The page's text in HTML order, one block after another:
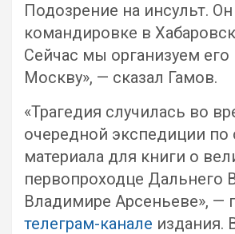
Подозрение на инсульт.
командировке в
Сейчас мы организуем
Москву», — сказал Гамов.
«Трагедия случилась во
очередной экспедиции по
материала для книги о
первопроходце Дальнего
Владимире Арсеньеве», —
телеграм-канале издания.